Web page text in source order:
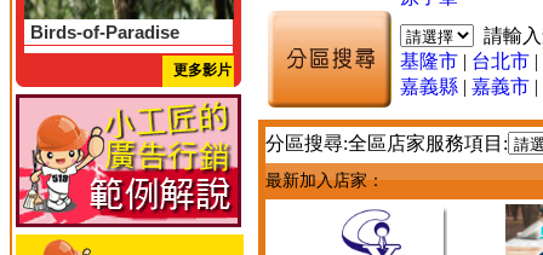
Birds-of-Paradise
更多影片
請輸
基隆市 | 台北市 |
嘉義縣 | 嘉義市 |
分區搜尋:全區店家服務項目:
最新加入店家：